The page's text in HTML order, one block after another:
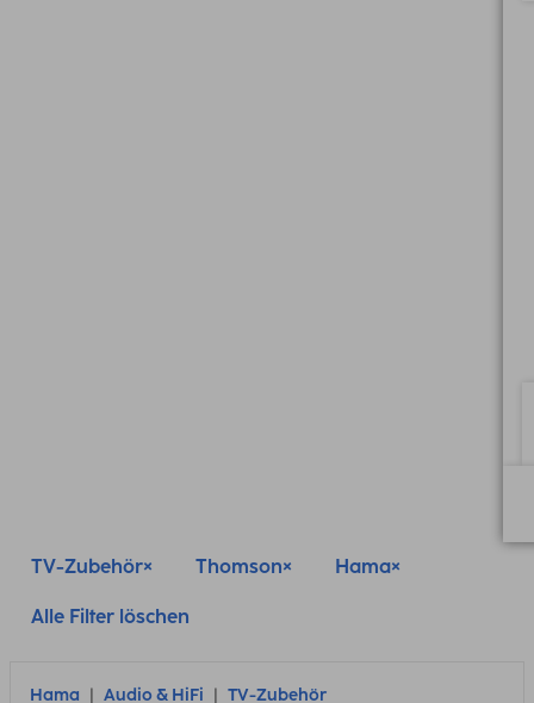
TV-Zubehör Thomson Hama
Alle Filter löschen
Hama Audio & HiFi TV-Zubehör